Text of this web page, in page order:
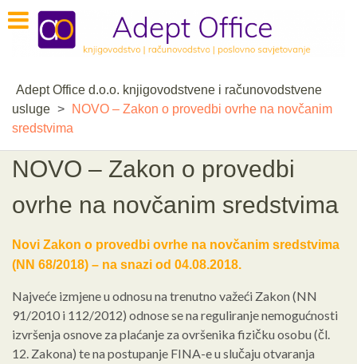
Skip
to
content
Adept Office d.o.o. knjigovodstvene i računovodstvene
usluge >
NOVO – Zakon o provedbi ovrhe na novčanim
sredstvima
NOVO – Zakon o provedbi
ovrhe na novčanim sredstvima
Novi Zakon o provedbi ovrhe na novčanim sredstvima
(NN 68/2018) – na snazi od 04.08.2018.
Najveće izmjene u odnosu na trenutno važeći Zakon (NN
91/2010 i 112/2012) odnose se na reguliranje nemogućnosti
izvršenja osnove za plaćanje za ovršenika fizičku osobu (čl.
12. Zakona) te na postupanje FINA-e u slučaju otvaranja